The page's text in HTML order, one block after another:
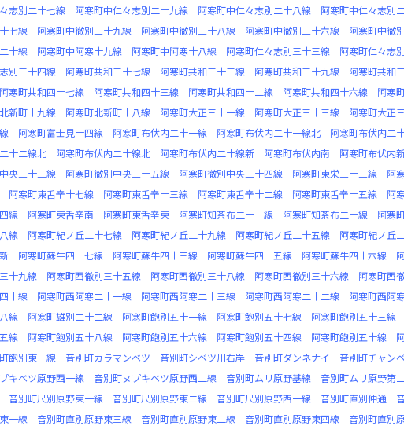
志別二十七線 阿寒町中仁々志別二十九線 阿寒町中仁々志別二十八線 阿寒町中仁々志別
七線 阿寒町中徹別三十九線 阿寒町中徹別三十八線 阿寒町中徹別三十六線 阿寒町中徹
十線 阿寒町中阿寒十九線 阿寒町中阿寒十八線 阿寒町仁々志別三十三線
阿寒町仁々志
別三十四線 阿寒町共和三十七線 阿寒町共和三十三線 阿寒町共和三十九線 阿寒町共和
阿寒町共和四十七線 阿寒町共和四十三線 阿寒町共和四十二線 阿寒町共和四十六線 阿寒
新町十九線 阿寒町北新町十八線 阿寒町大正三十一線 阿寒町大正三十三線 阿寒町大正
阿寒町富士見十四線 阿寒町布伏内二十一線 阿寒町布伏内二十一線北 阿寒町布伏内二
十二線北 阿寒町布伏内二十線北 阿寒町布伏内二十線新 阿寒町布伏内南 阿寒町布伏内
央三十三線 阿寒町徹別中央三十五線 阿寒町徹別中央三十四線 阿寒町東栄三十三線 阿
阿寒町東舌辛十七線 阿寒町東舌辛十三線 阿寒町東舌辛十二線 阿寒町東舌辛十五線
阿
線 阿寒町東舌辛南 阿寒町東舌辛東 阿寒町知茶布二十一線 阿寒町知茶布二十線
阿寒
線 阿寒町紀ノ丘二十七線 阿寒町紀ノ丘二十九線 阿寒町紀ノ丘二十五線 阿寒町紀ノ丘
阿寒町蘇牛四十七線 阿寒町蘇牛四十三線 阿寒町蘇牛四十五線 阿寒町蘇牛四十六線
十九線 阿寒町西徹別三十五線 阿寒町西徹別三十八線 阿寒町西徹別三十六線 阿寒町西
十線 阿寒町西阿寒二十一線 阿寒町西阿寒二十三線 阿寒町西阿寒二十二線 阿寒町西阿
線 阿寒町雄別二十二線 阿寒町飽別五十一線 阿寒町飽別五十七線 阿寒町飽別五十三線
線 阿寒町飽別五十八線 阿寒町飽別五十六線 阿寒町飽別五十四線 阿寒町飽別五十線
飽別東一線 音別町カラマンベツ 音別町シベツ川右岸 音別町ダンネナイ 音別町チャン
キベツ原野西一線 音別町ヌプキベツ原野西二線 音別町ムリ原野基線 音別町ムリ原野第
音別町尺別原野東一線 音別町尺別原野東二線 音別町尺別原野西一線 音別町直別仲通
一線 音別町直別原野東三線 音別町直別原野東二線 音別町直別原野東四線 音別町直別